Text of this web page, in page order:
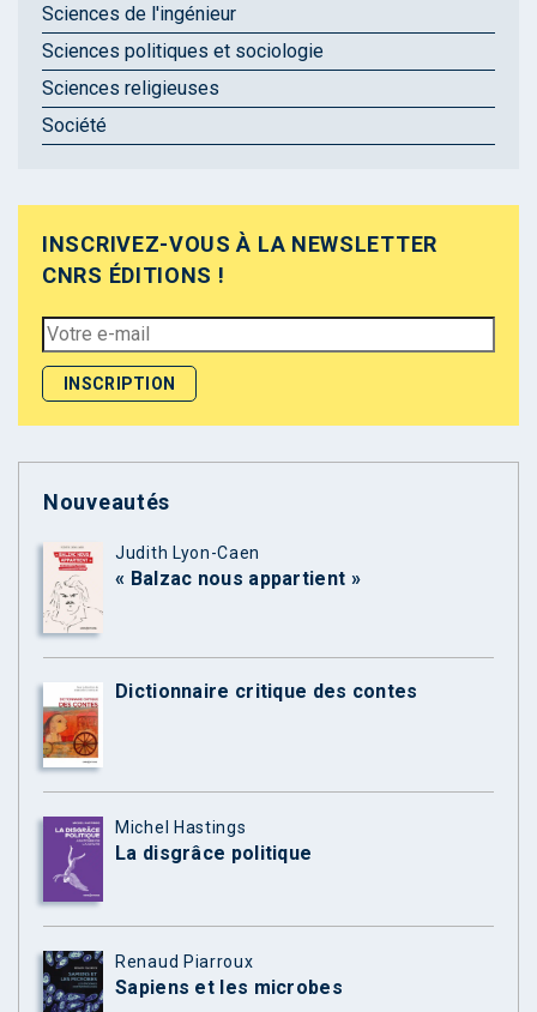
Sciences de l'ingénieur
Sciences politiques et sociologie
Sciences religieuses
Société
INSCRIVEZ-VOUS À LA NEWSLETTER
CNRS ÉDITIONS !
Nouveautés
Judith Lyon-Caen
« Balzac nous appartient »
Dictionnaire critique des contes
Michel Hastings
La disgrâce politique
Renaud Piarroux
Sapiens et les microbes